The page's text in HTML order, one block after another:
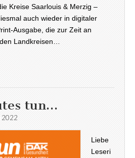
Kreise Saarlouis & Merzig –
auch wieder in digitaler
Ausgabe, die zur Zeit an
Landkreisen…
tun…
2022
Liebe
Leseri